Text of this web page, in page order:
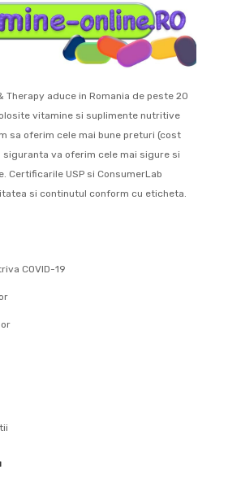
Therapy aduce in Romania de peste 20
vitamine si suplimente nutritive
sa oferim cele mai bune preturi (cost
siguranta va oferim cele mai sigure si
Certificarile USP si ConsumerLab
si continutul conform cu eticheta.
COVID-19